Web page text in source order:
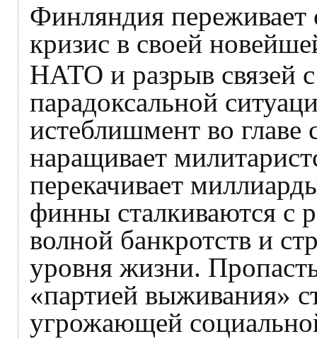
Финляндия
кризис в своей
НАТО и разрыв связей
парадоксальной
истеблишмент во
наращивает
перекачивает
финны сталкиваются с
волной банкротств и
уровня жизни.
«партией выживания»
угрожающей